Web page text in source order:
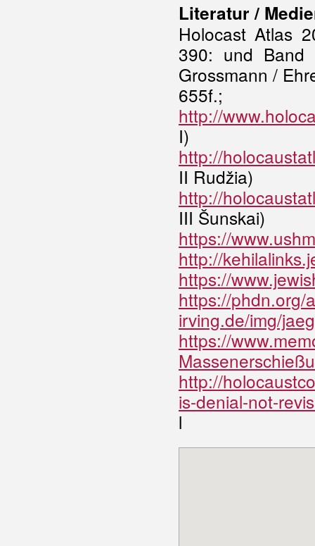
Literatur /
Holocast Atlas
390: und Band
Grossmann /
655f.;
http://
I)
http://
II Rudžia)
http://
III Šunskai)
https://
http://
https://
https://phdn.org/
irving.de/img/
https://
http://
is-denial-not-
l